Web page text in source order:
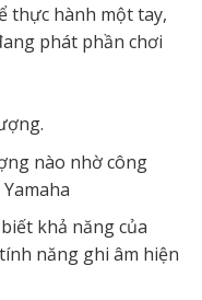
thực hành một tay,
phát phần chơi
nào nhờ công
khả năng của
năng ghi âm hiện